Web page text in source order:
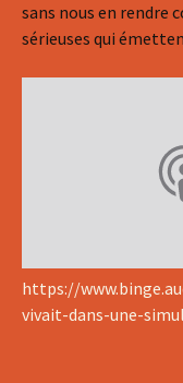
sans nous en rendre
sérieuses qui
https://
vivait-dans-une-